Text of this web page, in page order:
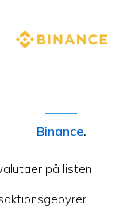
Binance.
på listen